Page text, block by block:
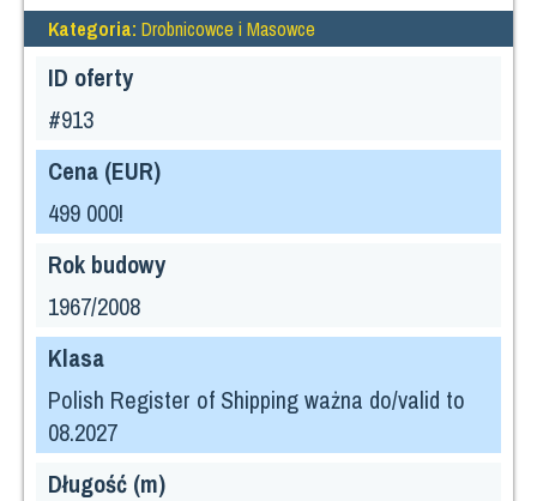
Kategoria: Drobnicowce i Masowce
ID oferty
#913
Cena (EUR)
499 000!
Rok budowy
1967/2008
Klasa
Polish Register of Shipping ważna do/valid to
08.2027
Długość (m)